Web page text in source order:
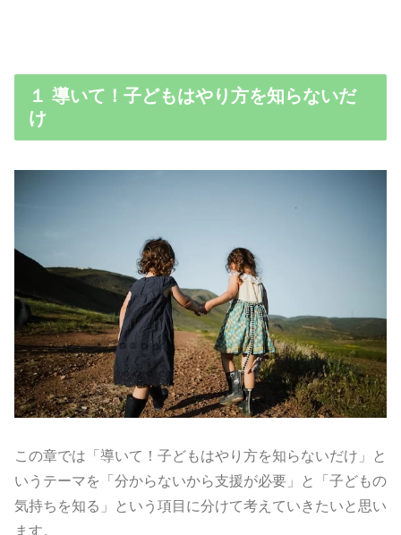
１ 導いて！子どもはやり方を知らないだ
け
この章では「導いて！子どもはやり方を知らないだけ」と
いうテーマを「分からないから支援が必要」と「子どもの
気持ちを知る」という項目に分けて考えていきたいと思い
ます。